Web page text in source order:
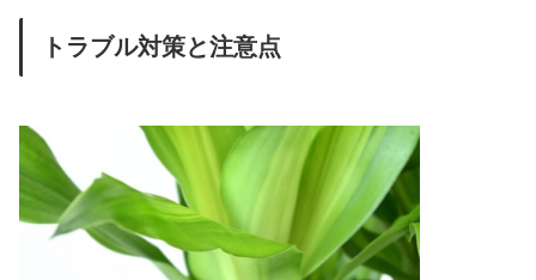
トラブル対策と注意点